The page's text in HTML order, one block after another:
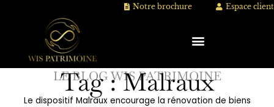
Notre brochure Espace client
LE BLOG WIS PATRIMOINE
Tag : Malraux
Le dispositif Malraux encourage la rénovation de biens